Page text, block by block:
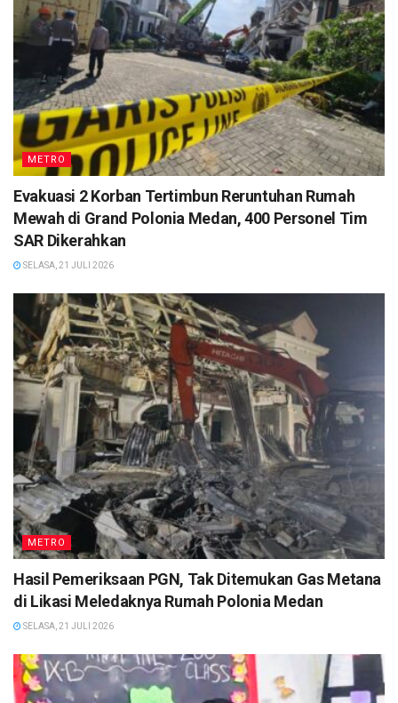
METRO
Evakuasi 2 Korban Tertimbun Reruntuhan Rumah
Mewah di Grand Polonia Medan, 400 Personel Tim
SAR Dikerahkan
SELASA, 21 JULI 2026
METRO
Hasil Pemeriksaan PGN, Tak Ditemukan Gas Metana
di Likasi Meledaknya Rumah Polonia Medan
SELASA, 21 JULI 2026